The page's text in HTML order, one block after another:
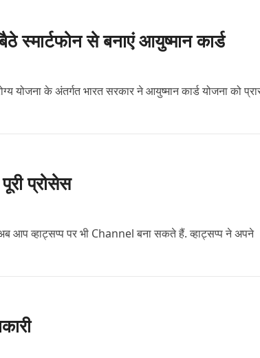
से बनाएं आयुष्मान कार्ड
के अंतर्गत भारत सरकार ने आयुष्मान कार्ड योजना को
प्रोसेस
व्हाट्सप्प पर भी Channel बना सकते हैं. व्हाट्सप्प ने अपने